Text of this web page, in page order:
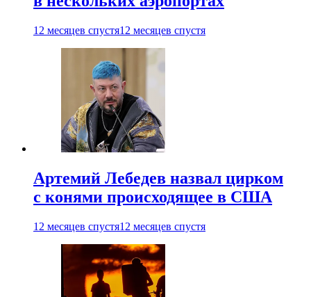
12 месяцев спустя12 месяцев спустя
Артемий Лебедев назвал цирком
с конями происходящее в США
12 месяцев спустя12 месяцев спустя